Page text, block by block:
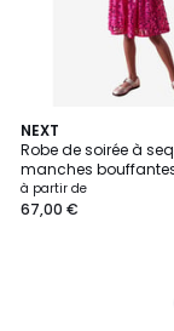
NEXT
Robe de soirée à
manches
à partir de
67,00 €
2
Couleurs